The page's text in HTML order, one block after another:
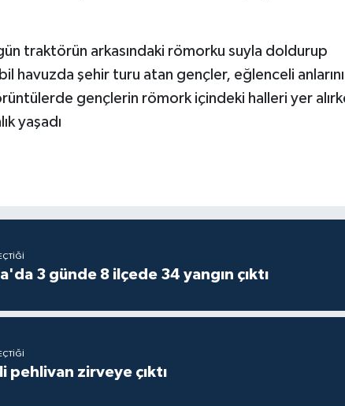
traktörün arkasındaki römorku suyla doldurup
havuzda şehir turu atan gençler, eğlenceli anlarını
gençlerin römork içindeki halleri yer
yaşadı
3 günde 8 ilçede 34 yangın çıktı
pehlivan zirveye çıktı